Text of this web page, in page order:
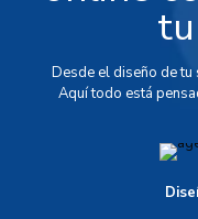
Desde el diseño de
Aquí todo está